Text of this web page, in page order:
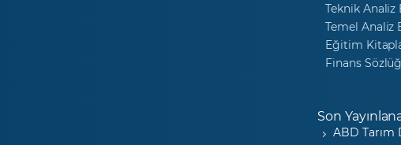
Teknik
Temel Analiz
Eğitim
Finans
Son
ABD Tarım